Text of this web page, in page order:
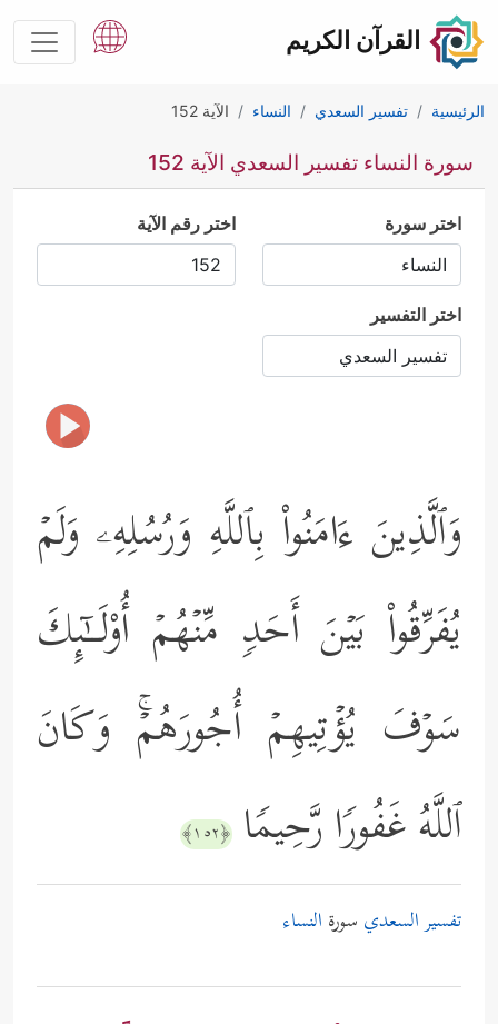
القرآن الكريم
الرئيسية تفسير السعدي النساء الآية 152
سورة النساء تفسير السعدي الآية 152
اختر سورة اختر رقم الآية
اختر التفسير
وَٱلَّذِینَ ءَامَنُواْ بِٱللَّهِ وَرُسُلِهِۦ وَلَمۡ
یُفَرِّقُواْ بَیۡنَ أَحَدࣲ مِّنۡهُمۡ أُوْلَــٰۤىِٕكَ
سَوۡفَ یُؤۡتِیهِمۡ أُجُورَهُمۡۚ وَكَانَ
ٱللَّهُ غَفُورࣰا رَّحِیمࣰا ﴿١٥٢﴾
تفسير السعدي سورة النساء